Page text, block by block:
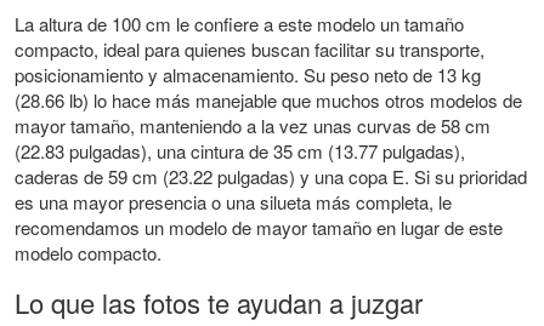
La altura de 100 cm le confiere a este modelo un tamaño
compacto, ideal para quienes buscan facilitar su transporte,
posicionamiento y almacenamiento. Su peso neto de 13 kg
(28.66 lb) lo hace más manejable que muchos otros modelos de
mayor tamaño, manteniendo a la vez unas curvas de 58 cm
(22.83 pulgadas), una cintura de 35 cm (13.77 pulgadas),
caderas de 59 cm (23.22 pulgadas) y una copa E. Si su prioridad
es una mayor presencia o una silueta más completa, le
recomendamos un modelo de mayor tamaño en lugar de este
modelo compacto.
Lo que las fotos te ayudan a juzgar